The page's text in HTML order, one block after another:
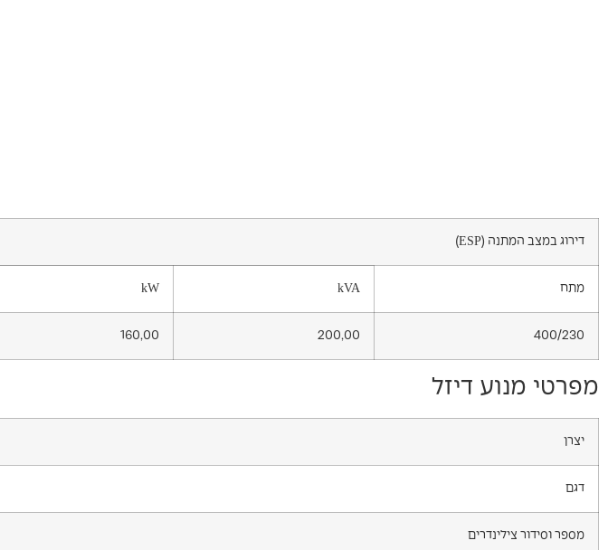
דירוג במצב המתנה (ESP)
מתח kVA
kW
400/230
200,00
160,00
מפרטי מנוע דיזל
יצרן
דגם
מספר וסידור צילינדרים